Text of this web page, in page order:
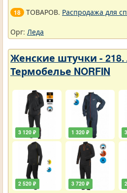
18 ТОВАРОВ. Распродажа для
Орг: Леда
Женские штучки -
Термобелье NORFIN
3 120 ₽
2 520 ₽
1 320 ₽
3 720 ₽